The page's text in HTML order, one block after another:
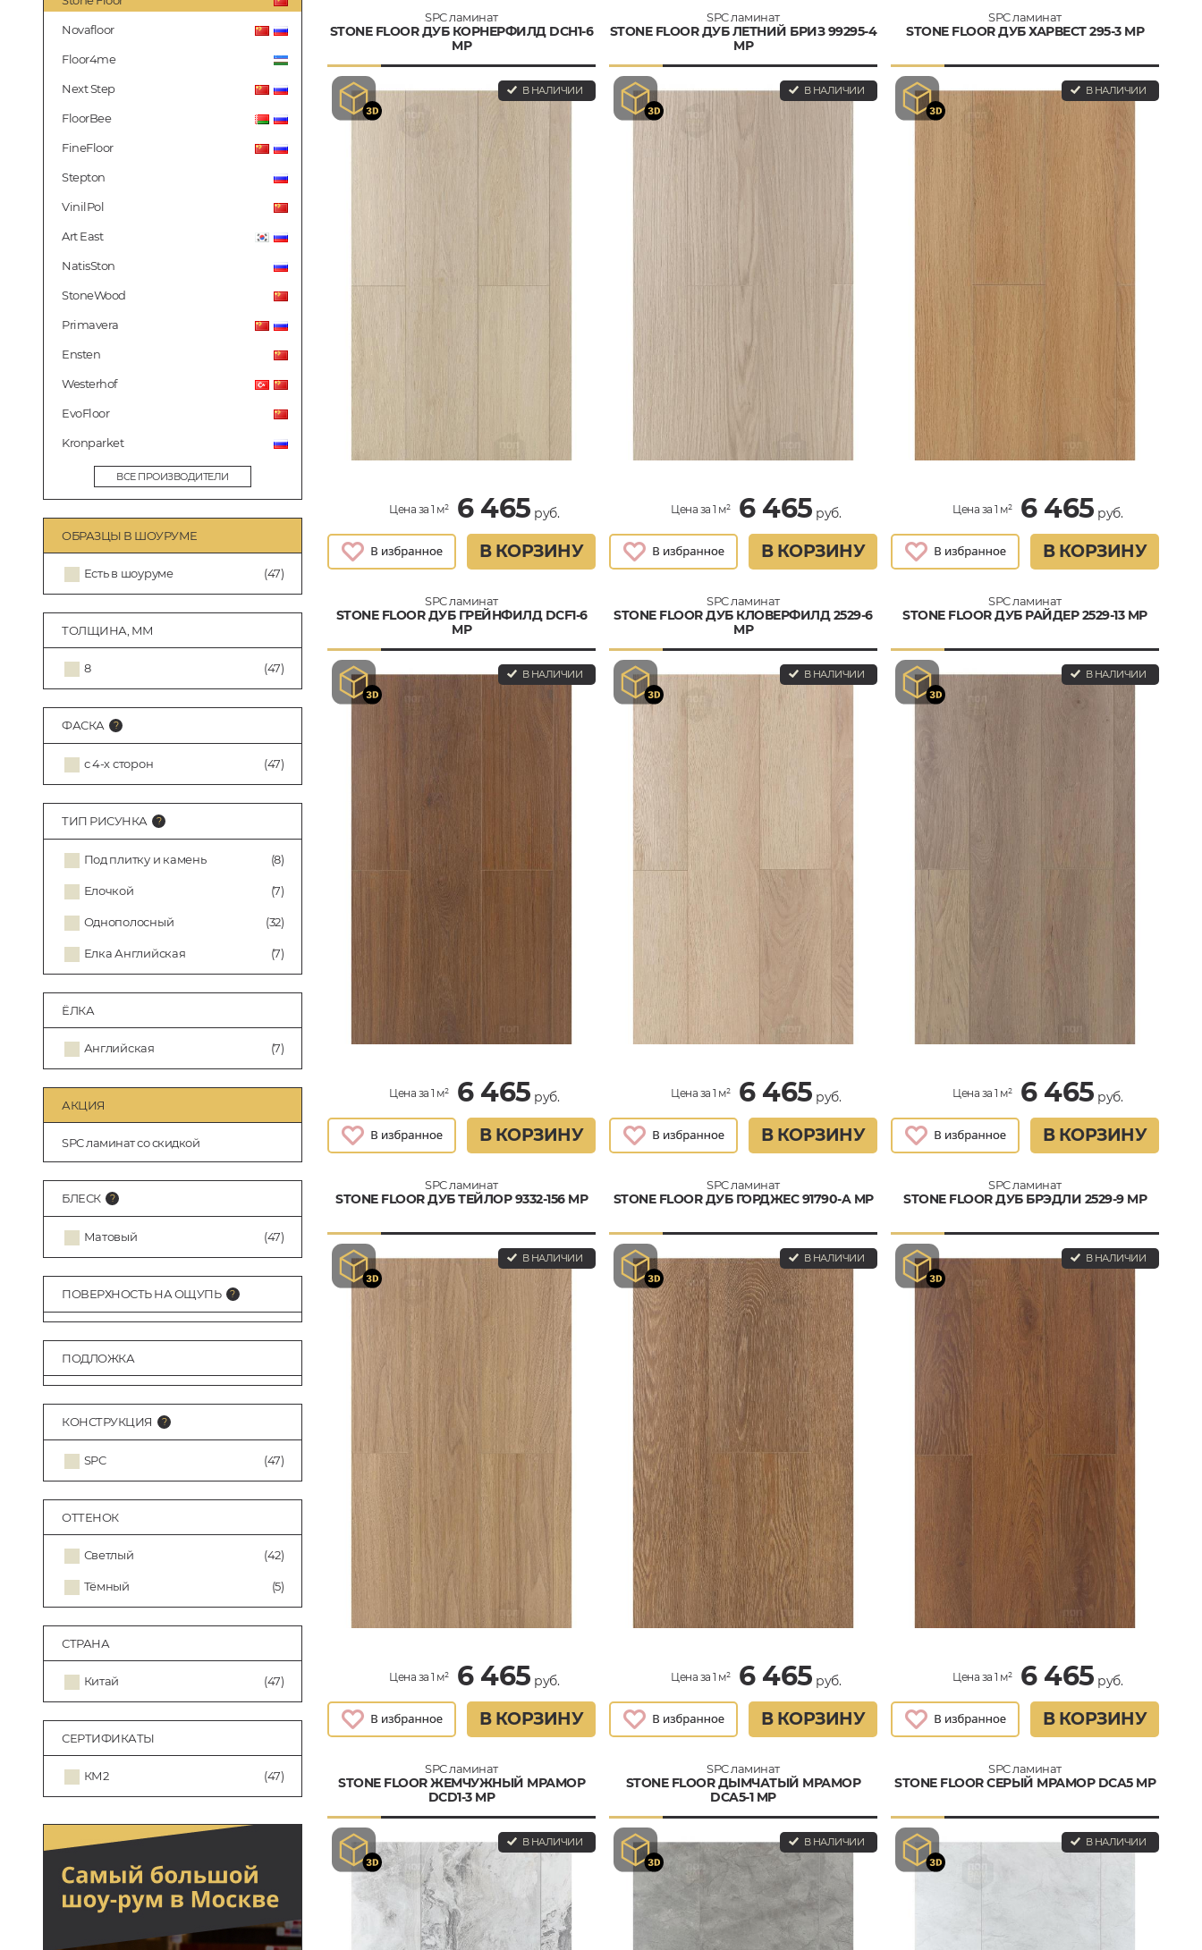
Novafloor
Floor4me
Next Step
FloorBee
FineFloor
Stepton
VinilPol
Art East
NatisSton
StoneWood
Primavera
Ensten
Westerhof
EvoFloor
Kronparket
ВСЕ ПРОИЗВОДИТЕЛИ
ОБРАЗЦЫ В ШОУРУМЕ
Есть в шоуруме (47)
ТОЛЩИНА, ММ
8 (47)
ФАСКА
с 4-х сторон (47)
ТИП РИСУНКА
Под плитку и камень (8)
Елочкой (7)
Однополосный (32)
Елка Английская (7)
ЁЛКА
Английская (7)
АКЦИЯ
SPC ламинат со скидкой
БЛЕСК
Матовый (47)
ПОВЕРХНОСТЬ НА ОЩУПЬ
ПОДЛОЖКА
КОНСТРУКЦИЯ
SPC (47)
ОТТЕНОК
Светлый (42)
Тёмный (5)
СТРАНА
Китай (47)
СЕРТИФИКАТЫ
КМ2 (47)
SPC ламинат
STONE FLOOR ДУБ КОРНЕРФИЛД DCH1-6
MР
В НАЛИЧИИ
Цена за 1 м² 6 465 руб.
В КОРЗИНУ
SPC ламинат
STONE FLOOR ДУБ ЛЕТНИЙ БРИЗ 99295-4
MР
В НАЛИЧИИ
Цена за 1 м² 6 465 руб.
В КОРЗИНУ
SPC ламинат
STONE FLOOR ДУБ ХАРВЕСТ 295-3 MР
В НАЛИЧИИ
Цена за 1 м² 6 465 руб.
В КОРЗИНУ
SPC ламинат
STONE FLOOR ДУБ ГРЕЙНФИЛД DCF1-6
MР
В НАЛИЧИИ
Цена за 1 м² 6 465 руб.
В КОРЗИНУ
SPC ламинат
STONE FLOOR ДУБ КЛОВЕРФИЛД 2529-6
MР
В НАЛИЧИИ
Цена за 1 м² 6 465 руб.
В КОРЗИНУ
SPC ламинат
STONE FLOOR ДУБ РАЙДЕР 2529-13 MР
В НАЛИЧИИ
Цена за 1 м² 6 465 руб.
В КОРЗИНУ
SPC ламинат
STONE FLOOR ДУБ ТЕЙЛОР 9332-156 MР
В НАЛИЧИИ
Цена за 1 м² 6 465 руб.
В КОРЗИНУ
SPC ламинат
STONE FLOOR ДУБ ГОРДЖЕС 91790-A MP
В НАЛИЧИИ
Цена за 1 м² 6 465 руб.
В КОРЗИНУ
SPC ламинат
STONE FLOOR ДУБ БРЭДЛИ 2529-9 MР
В НАЛИЧИИ
Цена за 1 м² 6 465 руб.
В КОРЗИНУ
SPC ламинат
STONE FLOOR ЖЕМЧУЖНЫЙ МРАМОР
DCD1-3 MP
В НАЛИЧИИ
SPC ламинат
STONE FLOOR ДЫМЧАТЫЙ МРАМОР
DCA5-1 MP
В НАЛИЧИИ
SPC ламинат
STONE FLOOR СЕРЫЙ МРАМОР DCA5 MP
В НАЛИЧИИ